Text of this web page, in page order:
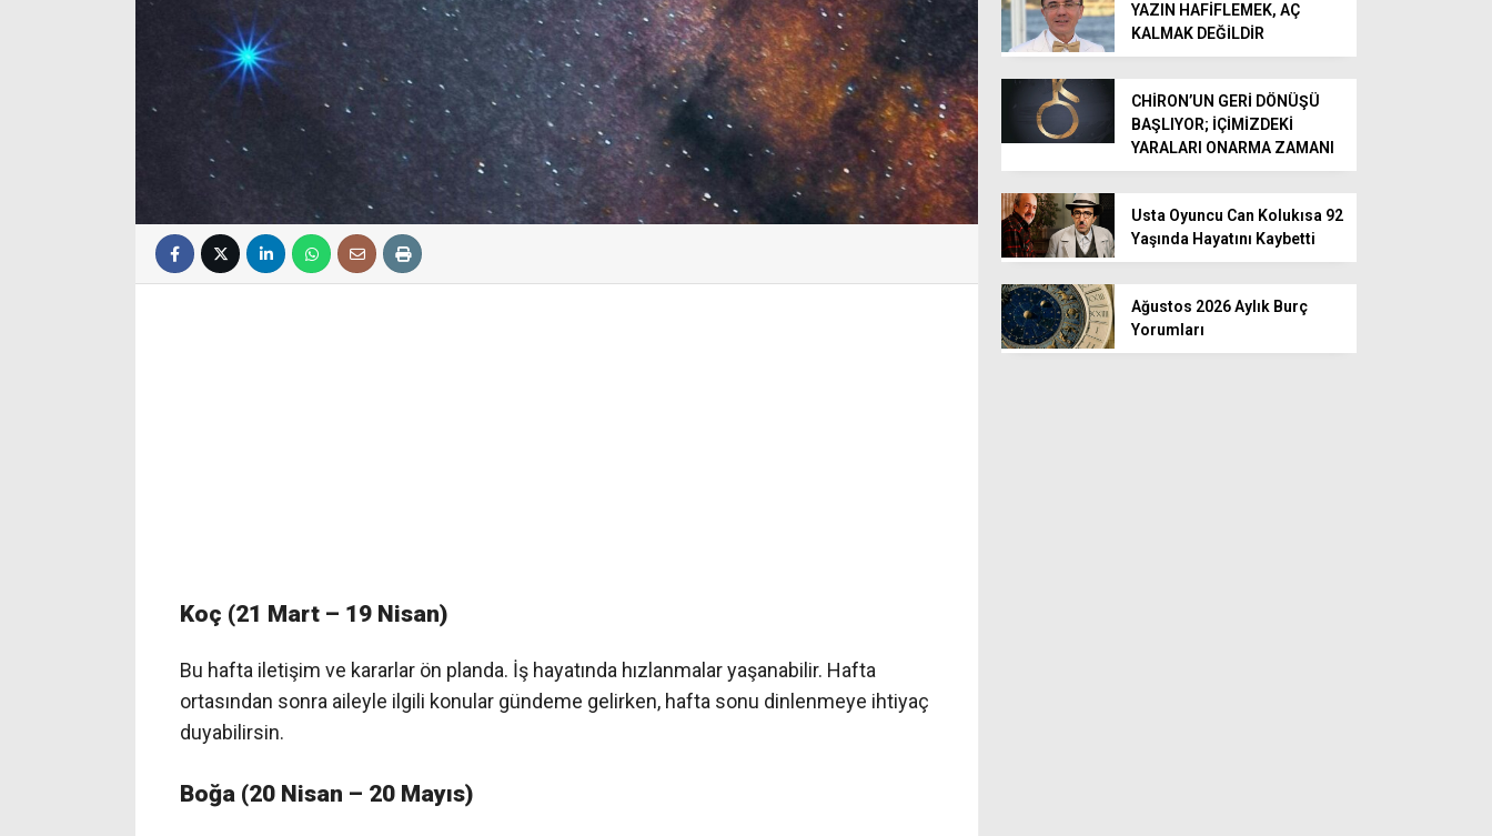
Koç (21 Mart – 19 Nisan)
Bu hafta iletişim ve kararlar ön planda. İş hayatında hızlanmalar yaşanabilir. Hafta
ortasından sonra aileyle ilgili konular gündeme gelirken, hafta sonu dinlenmeye ihtiyaç
duyabilirsin.
Boğa (20 Nisan – 20 Mayıs)
YAZIN HAFİFLEMEK, AÇ
KALMAK DEĞİLDİR
CHİRON’UN GERİ DÖNÜŞÜ
BAŞLIYOR; İÇİMİZDEKİ
YARALARI ONARMA ZAMANI
Usta Oyuncu Can Kolukısa 92
Yaşında Hayatını Kaybetti
Ağustos 2026 Aylık Burç
Yorumları